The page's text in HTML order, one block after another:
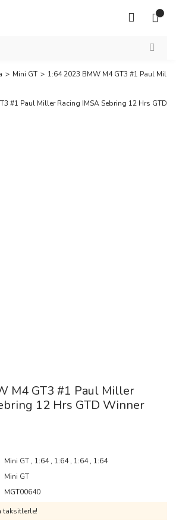
Mini GT 1:64 2023 BMW M4 GT3 #1 Paul
M4 GT3 #1 Paul Miller
12 Hrs GTD Winner
Mini GT , 1:64, 1:64, 1:64, 1:64
Mini GT
MGT00640
taksitlerle!